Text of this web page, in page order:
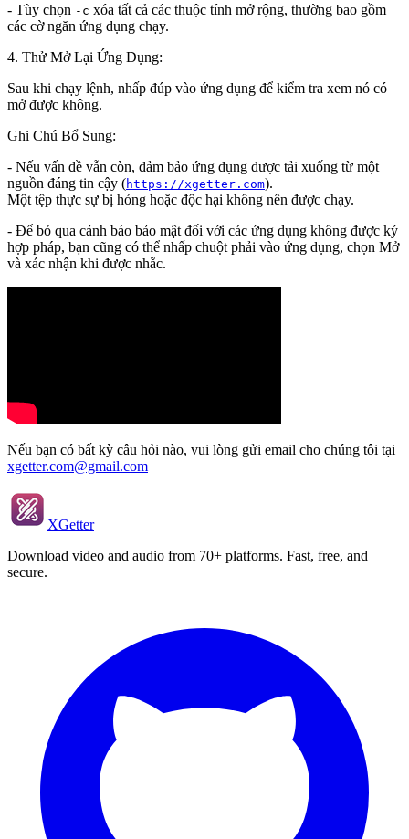
- Tùy chọn -c xóa tất cả các thuộc tính mở rộng, thường bao gồm
các cờ ngăn ứng dụng chạy.
4. Thử Mở Lại Ứng Dụng:
Sau khi chạy lệnh, nhấp đúp vào ứng dụng để kiểm tra xem nó có
mở được không.
Ghi Chú Bổ Sung:
- Nếu vấn đề vẫn còn, đảm bảo ứng dụng được tải xuống từ một
nguồn đáng tin cậy (https://xgetter.com).
Một tệp thực sự bị hỏng hoặc độc hại không nên được chạy.
- Để bỏ qua cảnh báo bảo mật đối với các ứng dụng không được ký
hợp pháp, bạn cũng có thể nhấp chuột phải vào ứng dụng, chọn Mở
và xác nhận khi được nhắc.
Nếu bạn có bất kỳ câu hỏi nào, vui lòng gửi email cho chúng tôi tại
xgetter.com@gmail.com
XGetter
Download video and audio from 70+ platforms. Fast, free, and
secure.